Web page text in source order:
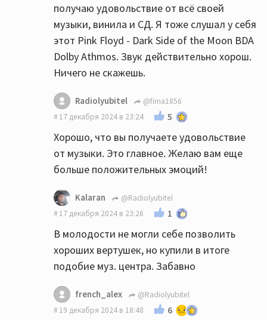
получаю удовольствие от всё своей
музыки, винила и СД. Я тоже слушал у себя
этот Pink Floyd - Dark Side of the Moon BDA
Dolby Athmos. Звук действительно хорош.
Ничего не скажешь.
Radiolyubitel
@fima1856
17 декабря 2024 в 23:24
5
Хорошо, что вы получаете удовольствие
от музыки. Это главное. Желаю вам еще
больше положительных эмоций!
Kalaran
@Radiolyubitel
17 декабря 2024 в 23:26
1
В молодости не могли себе позволить
хороших вертушек, но купили в итоге
подобие муз. центра. Забавно
french_alex
@Radiolyubitel
19 декабря 2024 в 18:48
6